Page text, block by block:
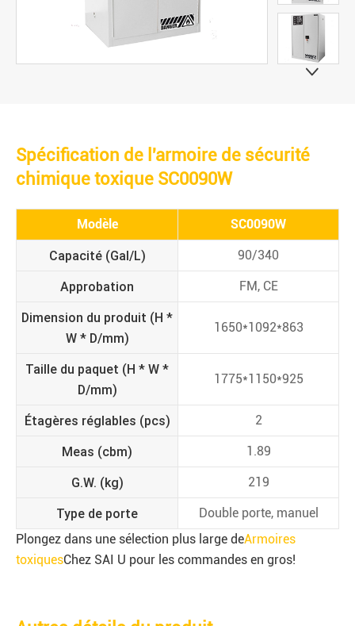

Spécification de l'armoire de sécurité
chimique toxique SC0090W
Modèle SC0090W
Capacité (Gal/L) 90/340
Approbation FM, CE
Dimension du produit (H *
W * D/mm)
1650*1092*863
Taille du paquet (H * W *
D/mm)
1775*1150*925
Étagères réglables (pcs) 2
Meas (cbm) 1.89
G.W. (kg) 219
Type de porte
Double porte, manuel
Plongez dans une sélection plus large deArmoires
toxiquesChez SAI U pour les commandes en gros!